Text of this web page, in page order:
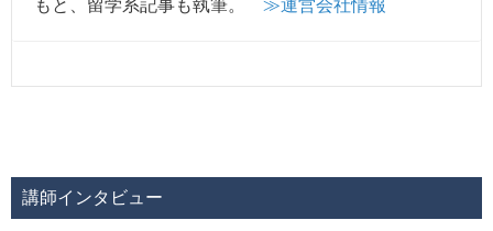
もと、留学系記事も執筆。 ≫運営会社情報
講師インタビュー